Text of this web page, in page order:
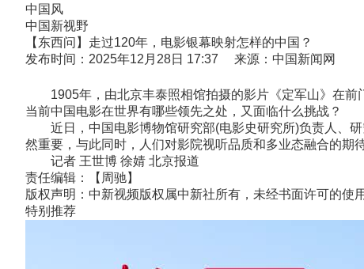
中国风
中国新视野
【东西问】走过120年，电影银幕映射怎样的中国？
发布时间：2025年12月28日 17:37 来源：中国新闻网
1905年，由北京丰泰照相馆拍摄的影片《定军山》在前
当前中国电影在世界有哪些领先之处，又面临什么挑战？
近日，中国电影博物馆研究部(电影史研究所)负责人、研
然重要，与此同时，人们对影院视听品质和多业态融合的期
记者 王世博 徐婧 北京报道
责任编辑：【周驰】
版权声明：中新视频版权属中新社所有，未经书面许可的使
特别推荐